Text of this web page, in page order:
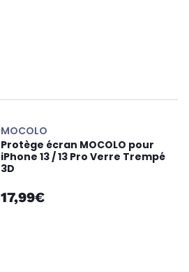
MOCOLO
Protège écran MOCOLO pour
iPhone 13 / 13 Pro Verre Trempé
3D
17,99€